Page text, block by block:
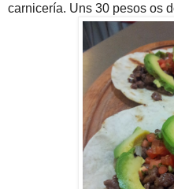
carnicería. Uns 30 pesos os